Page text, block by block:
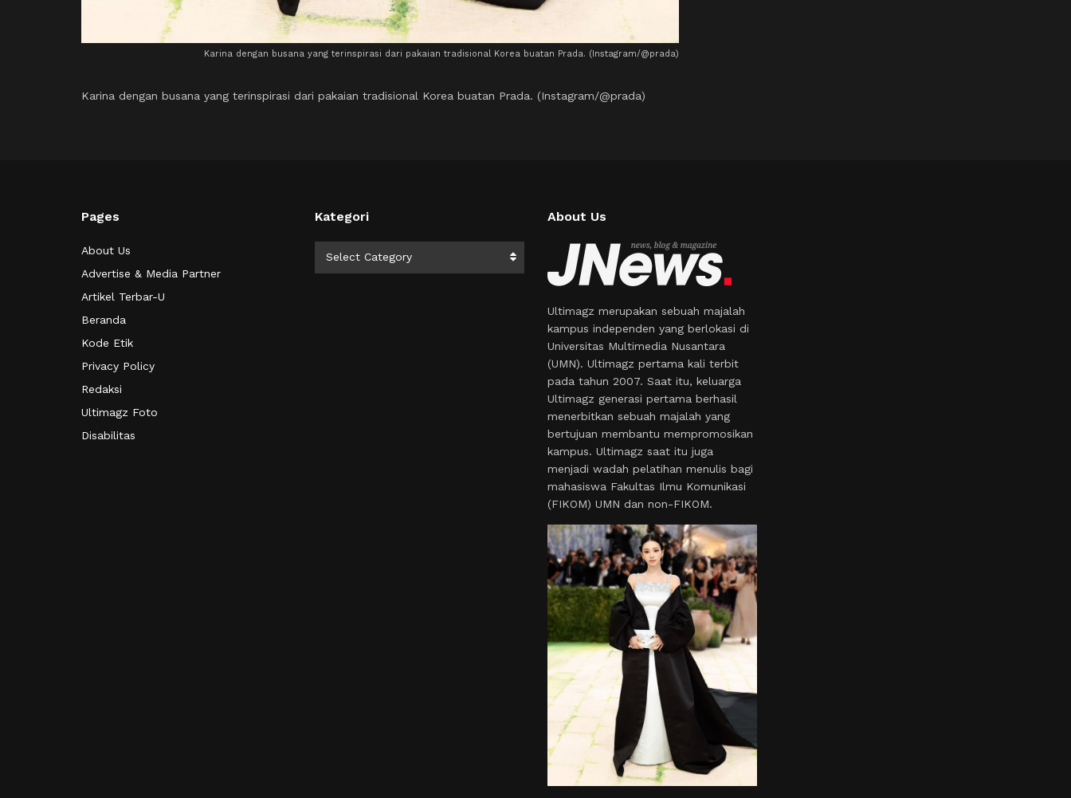
Karina dengan busana yang terinspirasi dari pakaian tradisional Korea buatan Prada. (Instagram/@prada)
Karina dengan busana yang terinspirasi dari pakaian tradisional Korea buatan Prada. (Instagram/@prada)
Pages
About Us
Advertise & Media Partner
Artikel Terbar-U
Beranda
Kode Etik
Privacy Policy
Redaksi
Ultimagz Foto
Disabilitas
Kategori
Select Category
About Us
Ultimagz merupakan sebuah majalah
kampus independen yang berlokasi di
Universitas Multimedia Nusantara
(UMN). Ultimagz pertama kali terbit
pada tahun 2007. Saat itu, keluarga
Ultimagz generasi pertama berhasil
menerbitkan sebuah majalah yang
bertujuan membantu mempromosikan
kampus. Ultimagz saat itu juga
menjadi wadah pelatihan menulis bagi
mahasiswa Fakultas Ilmu Komunikasi
(FIKOM) UMN dan non-FIKOM.